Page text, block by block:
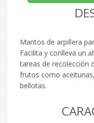
Mantos de arpillera
Facilita y conlleva un
tareas de recolección
frutos como
bellotas.